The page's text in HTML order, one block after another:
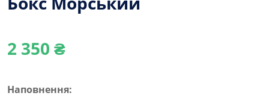
2 350 ₴
Наповнення: